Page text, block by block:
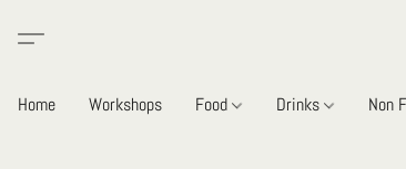
Home Workshops Food Drinks Non